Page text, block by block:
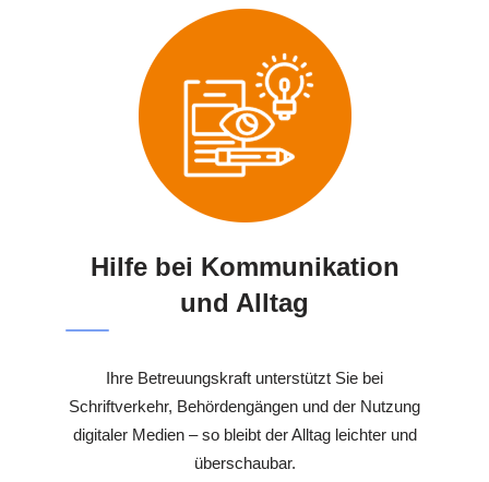
Hilfe bei Kommunikation
und Alltag
Ihre Betreuungskraft unterstützt Sie bei
Schriftverkehr, Behördengängen und der Nutzung
digitaler Medien – so bleibt der Alltag leichter und
überschaubar.